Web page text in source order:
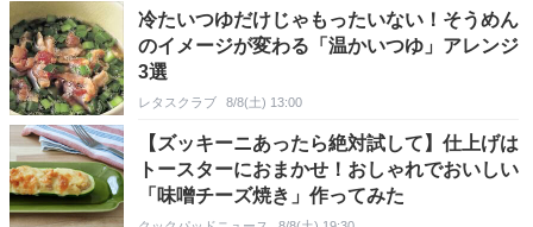
冷たいつゆだけじゃもったいない！そうめん
のイメージが変わる「温かいつゆ」アレンジ
3選
レタスクラブ 8/8(土) 13:00
【ズッキーニあったら絶対試して】仕上げは
トースターにおまかせ！おしゃれでおいしい
「味噌チーズ焼き」作ってみた